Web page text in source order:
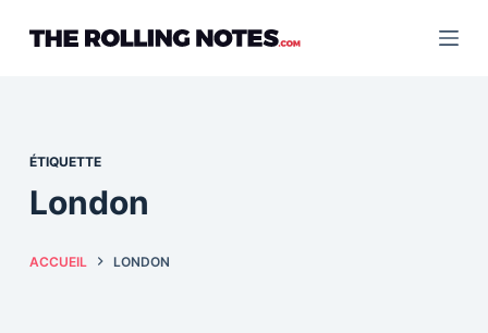
ÉTIQUETTE
London
ACCUEIL LONDON